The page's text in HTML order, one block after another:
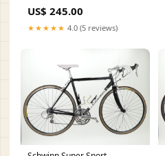
US$ 245.00
★★★★★ 4.0 (5 reviews)